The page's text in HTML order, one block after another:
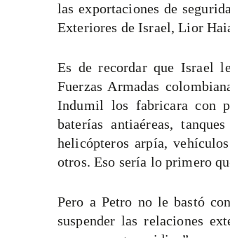
las exportaciones de
Exteriores de Israel, Lior
Es de recordar que Israel
Fuerzas Armadas
Indumil los fabricara con
baterías antiaéreas,
helicópteros arpía,
otros. Eso sería lo primero
Pero a Petro no le bastó
suspender las relaciones